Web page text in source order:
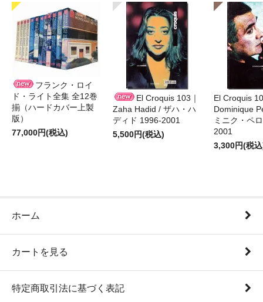
フランク・ロイ
ド・ライト全集 全12巻
揃（ハードカバー上製
版）
77,000円(税込)
El Croquis 103｜
Zaha Hadid / ザハ・ハ
ディド 1996-2001
5,500円(税込)
El Croquis
Dominique
ミニク・ペ
2001
3,300円(税
ホーム
カートを見る
特定商取引法に基づく表記